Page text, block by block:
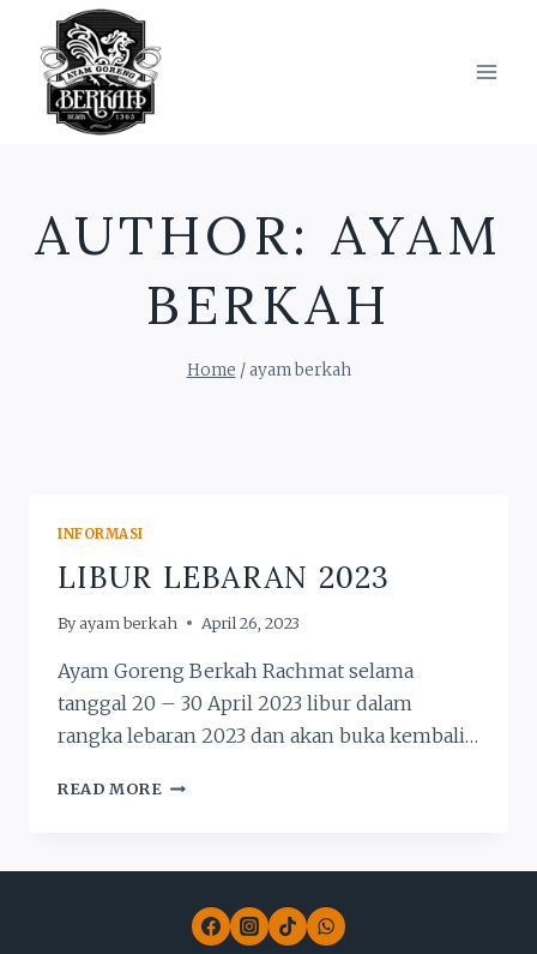
content
AUTHOR: AYAM
BERKAH
Home / ayam berkah
INFORMASI
LIBUR LEBARAN 2023
Byayam berkah April 26, 2023
Ayam Goreng Berkah Rachmat selama
tanggal 20 – 30 April 2023 libur dalam
rangka lebaran 2023 dan akan buka kembali…
READ MORE LIBUR